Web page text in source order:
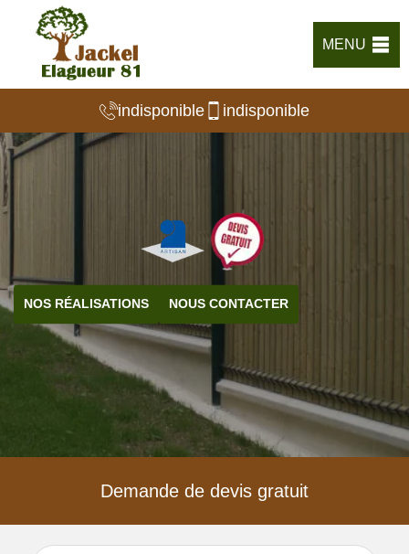
MENU
indisponible indisponible
NOS RÉALISATIONS NOUS CONTACTER
Demande de devis gratuit